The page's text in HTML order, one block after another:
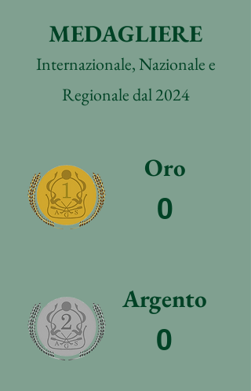
MEDAGLIERE
Internazionale, Nazionale e
Regionale dal 2024
Oro
0
0
Argento